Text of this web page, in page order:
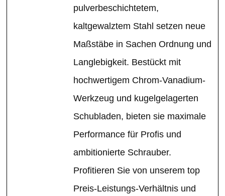
pulverbeschichtetem,
kaltgewalztem Stahl setzen neue
Maßstäbe in Sachen Ordnung und
Langlebigkeit. Bestückt mit
hochwertigem Chrom-Vanadium-
Werkzeug und kugelgelagerten
Schubladen, bieten sie maximale
Performance für Profis und
ambitionierte Schrauber.
Profitieren Sie von unserem top
Preis-Leistungs-Verhältnis und